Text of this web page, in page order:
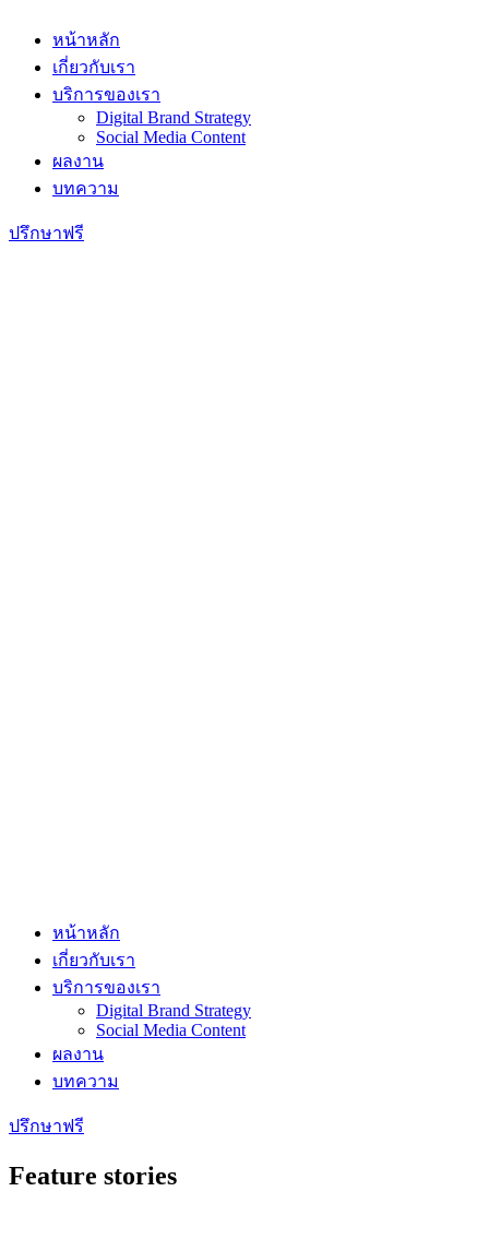
หน้าหลัก
เกี่ยวกับเรา
บริการของเรา
Digital Brand Strategy
Social Media Content
ผลงาน
บทความ
ปรึกษาฟรี
หน้าหลัก
เกี่ยวกับเรา
บริการของเรา
Digital Brand Strategy
Social Media Content
ผลงาน
บทความ
ปรึกษาฟรี
Feature stories